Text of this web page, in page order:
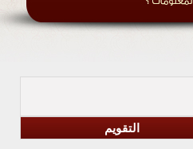
التقويم